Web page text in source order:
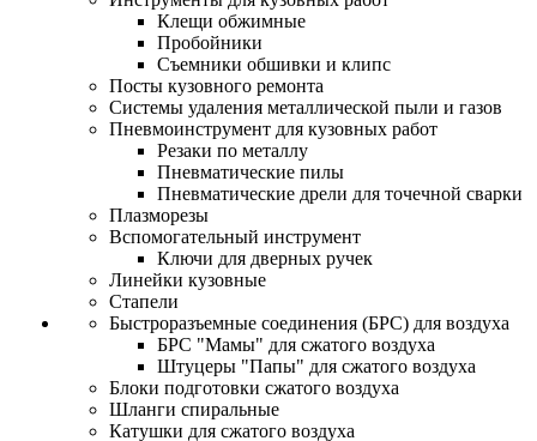
Клещи обжимные
Пробойники
Съемники обшивки и клипс
Посты кузовного ремонта
Системы удаления металлической пыли и газов
Пневмоинструмент для кузовных работ
Резаки по металлу
Пневматические пилы
Пневматические дрели для точечной сварки
Плазморезы
Вспомогательный инструмент
Ключи для дверных ручек
Линейки кузовные
Стапели
Быстроразъемные соединения (БРС) для воздуха
БРС "Мамы" для сжатого воздуха
Штуцеры "Папы" для сжатого воздуха
Блоки подготовки сжатого воздуха
Шланги спиральные
Катушки для сжатого воздуха